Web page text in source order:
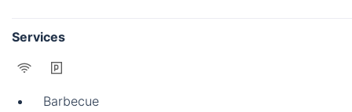
Services
Barbecue